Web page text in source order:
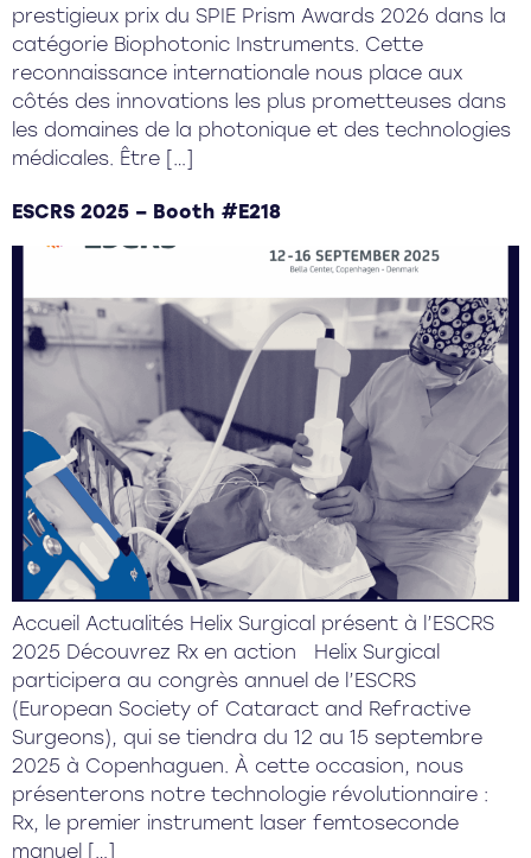
prestigieux prix du SPIE Prism Awards 2026 dans la
catégorie Biophotonic Instruments. Cette
reconnaissance internationale nous place aux
côtés des innovations les plus prometteuses dans
les domaines de la photonique et des technologies
médicales. Être […]
ESCRS 2025 – Booth #E218
Accueil Actualités Helix Surgical présent à l’ESCRS
2025 Découvrez Rx en action Helix Surgical
participera au congrès annuel de l’ESCRS
(European Society of Cataract and Refractive
Surgeons), qui se tiendra du 12 au 15 septembre
2025 à Copenhaguen. À cette occasion, nous
présenterons notre technologie révolutionnaire :
Rx, le premier instrument laser femtoseconde
manuel […]